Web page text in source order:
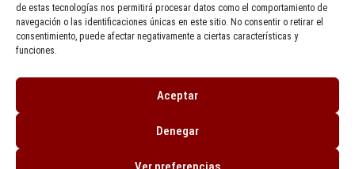
de estas tecnologías nos permitirá procesar datos como el comportamiento de
navegación o las identificaciones únicas en este sitio. No consentir o retirar el
consentimiento, puede afectar negativamente a ciertas características y
funciones.
Aceptar
Denegar
© COPYRIGHT. TODOS LOS DERECHOS RESERVADOS AGENCIA INMOBILIARIA
SANTA OLAYA 2024.
POLÍTICA DE PRIVACIDAD